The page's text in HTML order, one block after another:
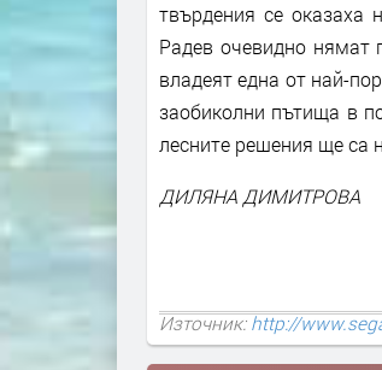
твърдения се оказаха
Радев очевидно нямат
владеят една от най-
заобиколни пътища в
лесните решения ще са
ДИЛЯНА ДИМИТРОВА
Източник:http://